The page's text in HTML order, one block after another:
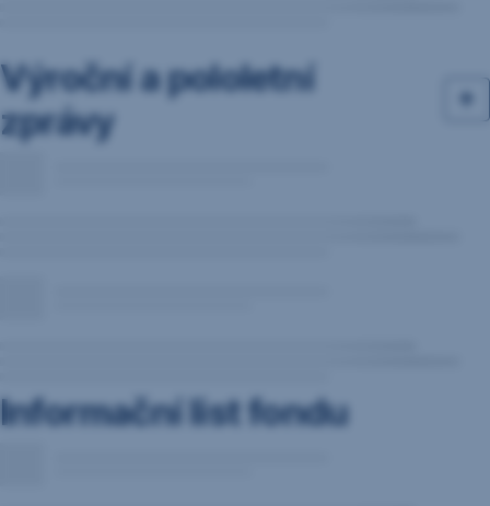
Výroční a pololetní
zprávy
Informační list fondu